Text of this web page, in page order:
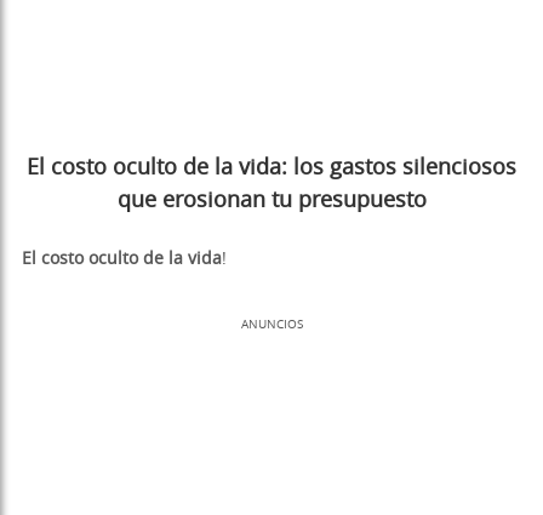
El costo oculto de la vida: los gastos silenciosos
que erosionan tu presupuesto
El costo oculto de la vida!
ANUNCIOS